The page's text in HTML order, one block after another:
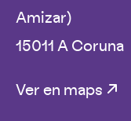
Amizar)
15011 A Coruna
Ver en maps